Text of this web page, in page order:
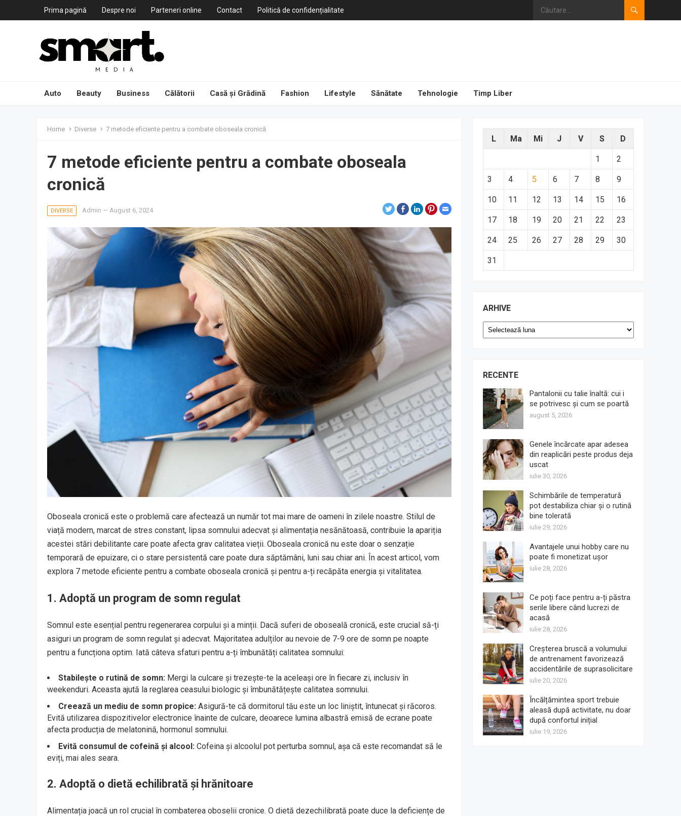
Prima pagină Despre noi Parteneri online Contact Politică de confidențialitate
Auto Beauty Business Călătorii Casă și Grădină Fashion Lifestyle Sănătate Tehnologie Timp Liber
Home Diverse 7 metode eficiente pentru a combate oboseala cronică
7 metode eficiente pentru a combate oboseala
cronică
DIVERSE Admin — August 6, 2024
Oboseala cronică este o problemă care afectează un număr tot mai mare de oameni în zilele noastre. Stilul de
viață modern, marcat de stres constant, lipsa somnului adecvat și alimentația nesănătoasă, contribuie la apariția
acestei stări debilitante care poate afecta grav calitatea vieții. Oboseala cronică nu este doar o senzație
temporară de epuizare, ci o stare persistentă care poate dura săptămâni, luni sau chiar ani. În acest articol, vom
explora 7 metode eficiente pentru a combate oboseala cronică și pentru a-ți recăpăta energia și vitalitatea.
1. Adoptă un program de somn regulat
Somnul este esențial pentru regenerarea corpului și a minții. Dacă suferi de oboseală cronică, este crucial să-ți
asiguri un program de somn regulat și adecvat. Majoritatea adulților au nevoie de 7-9 ore de somn pe noapte
pentru a funcționa optim. Iată câteva sfaturi pentru a-ți îmbunătăți calitatea somnului:
Stabilește o rutină de somn: Mergi la culcare și trezește-te la aceleași ore în fiecare zi, inclusiv în
weekenduri. Aceasta ajută la reglarea ceasului biologic și îmbunătățește calitatea somnului.
Creează un mediu de somn propice: Asigură-te că dormitorul tău este un loc liniștit, întunecat și răcoros.
Evită utilizarea dispozitivelor electronice înainte de culcare, deoarece lumina albastră emisă de ecrane poate
afecta producția de melatonină, hormonul somnului.
Evită consumul de cofeină și alcool: Cofeina și alcoolul pot perturba somnul, așa că este recomandat să le
eviți, mai ales seara.
2. Adoptă o dietă echilibrată și hrănitoare
Alimentația joacă un rol crucial în combaterea oboselii cronice. O dietă dezechilibrată poate duce la deficiențe de
L Ma Mi J V S D
1 2
3 4 5 6 7 8 9
10 11 12 13 14 15 16
17 18 19 20 21 22 23
24 25 26 27 28 29 30
31
ARHIVE
Arhive
RECENTE
Pantalonii cu talie înaltă: cui i
se potrivesc și cum se poartă
august 5, 2026
Genele încărcate apar adesea
din reaplicări peste produs deja
uscat
iulie 30, 2026
Schimbările de temperatură
pot destabiliza chiar și o rutină
bine tolerată
iulie 29, 2026
Avantajele unui hobby care nu
poate fi monetizat ușor
iulie 28, 2026
Ce poți face pentru a-ți păstra
serile libere când lucrezi de
acasă
iulie 28, 2026
Creșterea bruscă a volumului
de antrenament favorizează
accidentările de suprasolicitare
iulie 20, 2026
Încălțămintea sport trebuie
aleasă după activitate, nu doar
după confortul inițial
iulie 19, 2026